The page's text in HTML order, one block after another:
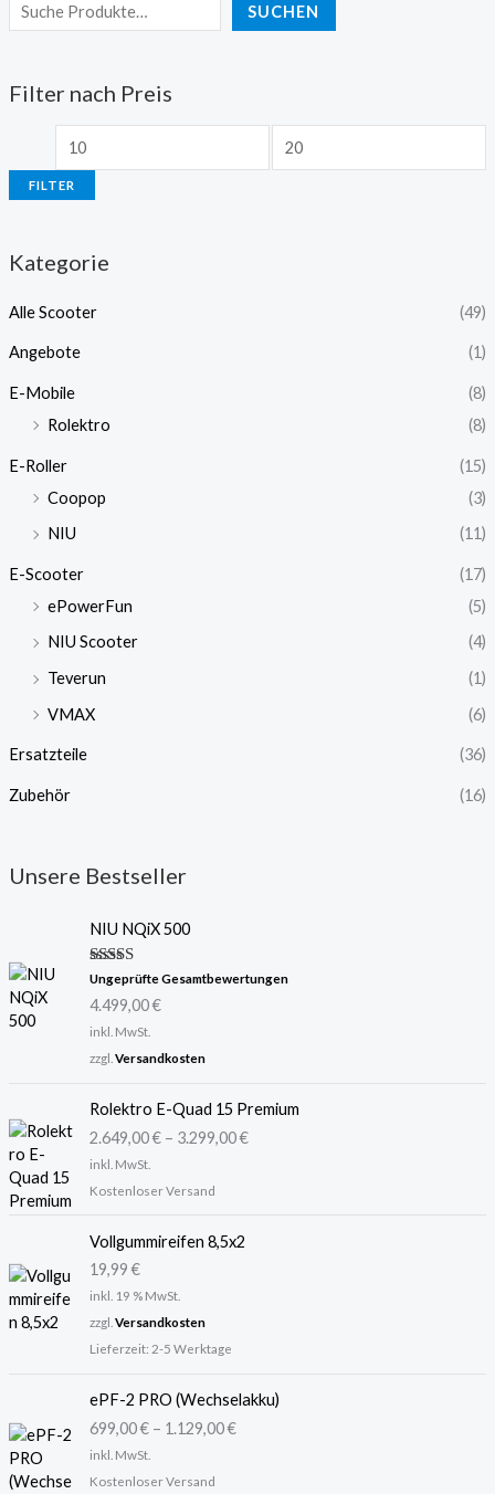
SUCHEN
Filter nach Preis
FILTER
Kategorie
Alle Scooter (49)
Angebote (1)
E-Mobile
(8)
Rolektro
(8)
E-Roller
(15)
Coopop
(3)
NIU
(11)
E-Scooter
(17)
ePowerFun
(5)
NIU Scooter
(4)
Teverun
(1)
VMAX
(6)
Ersatzteile (36)
Zubehör (16)
Unsere Bestseller
NIU NQiX 500
Bewertet
von 5
Ungeprüfte Gesamtbewertungen
4.499,00€
inkl. MwSt.
zzgl. Versandkosten
Rolektro E-Quad 15 Premium
2.649,00€– 3.299,00€
inkl. MwSt.
Kostenloser Versand
Vollgummireifen 8,5x2
19,99€
inkl. 19 % MwSt.
zzgl. Versandkosten
Lieferzeit: 2-5 Werktage
ePF-2 PRO (Wechselakku)
699,00€– 1.129,00€
inkl. MwSt.
Kostenloser Versand